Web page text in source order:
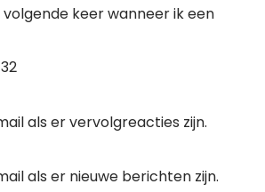
keer wanneer ik een
32
als er vervolgreacties zijn.
als er nieuwe berichten zijn.